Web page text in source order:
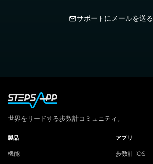
サポートにメールを送る
世界をリードする歩数計コミュニティ。
製品
機能
アプリ
歩数計 iOS